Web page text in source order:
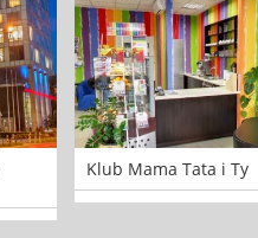
Klub Mama Tata i Ty